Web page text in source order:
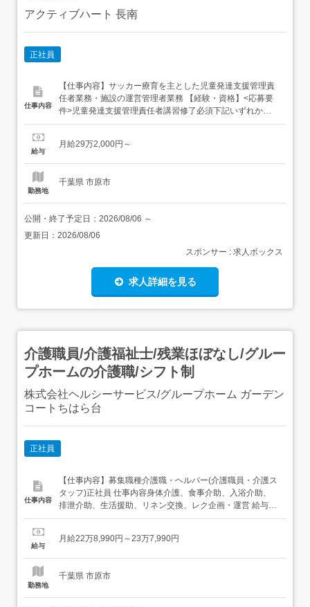
アクティブハート 長南
正社員
仕事内容
【仕事内容】サッカー療育を主とした児童発達支援管理責
任者業務・施設の運営管理者業務 【経験・資格】<応募要
件>児童発達支援管理責任者講習修了必須下記いずれかの
実務経験必須1福祉・医療・介護業界で実務経験が5年以上
齢者福祉にかかる期間を除いた実務経験が3年以上ある方3
給与
月給29万2,000円～
勤務地
千葉県 市原市
公開・終了予定日： 2026/08/06 ～
更新日： 2026/08/06
スポンサー : 求人ボックス
求人詳細を見る
介護職員/介護福祉士/残業ほぼなし/グルー
プホームの介護職/シフト制
株式会社ヘルシーサービス/グループホーム ガーデン
コートちはら台
正社員
仕事内容
【仕事内容】募集職種介護職・ヘルパー(介護職員・介護ス
タッフ)正社員 仕事内容身体介護、食事介助、入浴介助、
排泄介助、生活援助、リネン交換、レク企画・運営 給与・
手当<給与>月給228,990〜237,990円<基本給>227,990
額:30,000円資格手当:介護福祉士・介護支援専門員:10,000
給与
月給22万8,990円～23万7,990円
勤務地
千葉県 市原市